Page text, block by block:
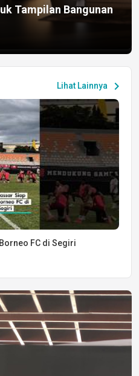
Tampilan Bangunan
Lihat Lainnya chevron_right
FC di Segiri